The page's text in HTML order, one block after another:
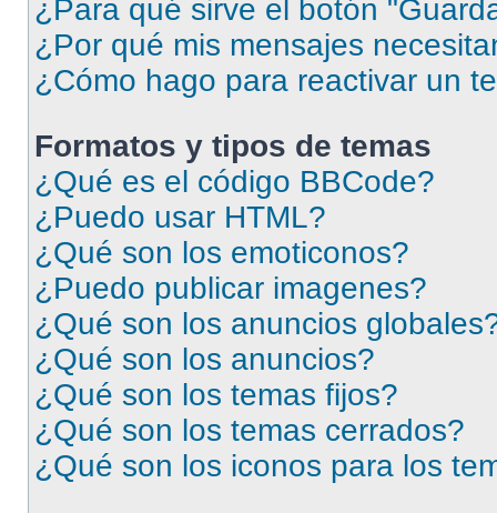
¿Para qué sirve el botón
¿Por qué mis mensajes
¿Cómo hago para reactivar un
Formatos y tipos de temas
¿Qué es el código BBCode?
¿Puedo usar HTML?
¿Qué son los emoticonos?
¿Puedo publicar imagenes?
¿Qué son los anuncios
¿Qué son los anuncios?
¿Qué son los temas fijos?
¿Qué son los temas cerrados?
¿Qué son los iconos para los